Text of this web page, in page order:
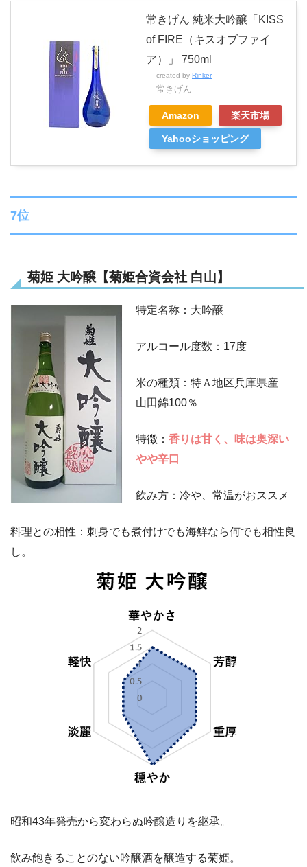
常きげん 純米大吟醸「KISS
of FIRE（キスオブファイ
ア）」 750ml
created by Rinker
常きげん
Amazon 楽天市場
Yahooショッピング
7位
菊姫 大吟醸【菊姫合資会社 白山】
特定名称：大吟醸
アルコール度数：17度
米の種類：特Ａ地区兵庫県産
山田錦100％
特徴：香りは甘く、味は奥深い
やや辛口
飲み方：冷や、常温がおススメ
料理との相性：刺身でも煮付けでも海鮮なら何でも相性良
し。
昭和43年発売から変わらぬ吟醸造りを継承。
飲み飽きることのない吟醸酒を醸造する菊姫。